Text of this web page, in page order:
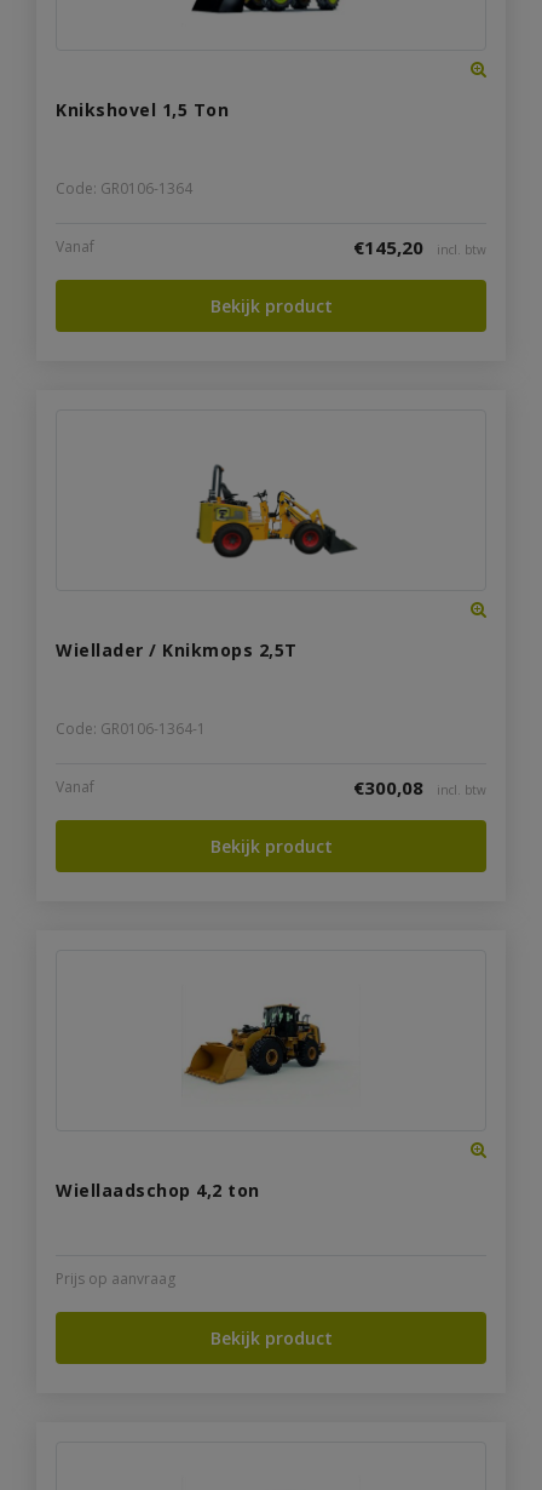
Knikshovel 1,5 Ton
Code: GR0106-1364
Vanaf €145,20 incl. btw
Bekijk product
Wiellader / Knikmops 2,5T
Code: GR0106-1364-1
Vanaf €300,08 incl. btw
Bekijk product
Wiellaadschop 4,2 ton
Prijs op aanvraag
Bekijk product